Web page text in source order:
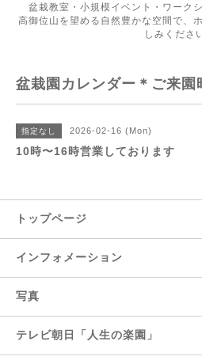
盆栽教室・小規模イベント・ワーク
高御位山を望める自然豊かな空間で、
しみくださ
盆栽園カレンダー＊ご来園
指定なし 2026-02-16 (Mon)
10時〜16時営業しております
トップページ
インフォメーション
写真
テレビ朝日「人生の楽園」